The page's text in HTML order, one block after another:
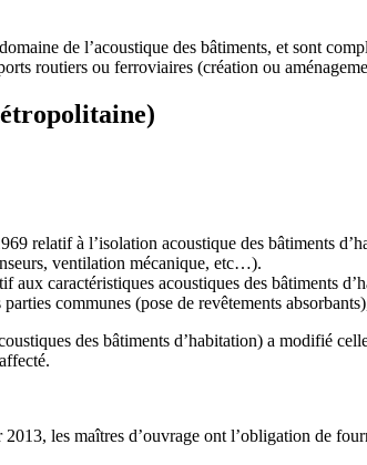
de l’acoustique des bâtiments, et sont
routiers ou ferroviaires (création ou
relatif à l’isolation acoustique des bâtiments
ventilation mécanique, etc…).
caractéristiques acoustiques des bâtiments
communes (pose de revêtements
des bâtiments d’habitation) a modifié
les maîtres d’ouvrage ont l’obligation de